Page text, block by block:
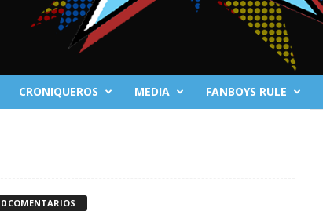
CRONIQUEROS MEDIA FANBOYS RULE
0 COMENTARIOS